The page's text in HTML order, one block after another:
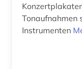
grafik (1)
graphik (1)
Tonaufnahmen
Instrumenten